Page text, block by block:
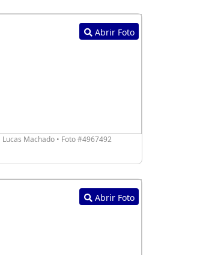
Abrir Foto
Lucas Machado • Foto #4967492
Abrir Foto